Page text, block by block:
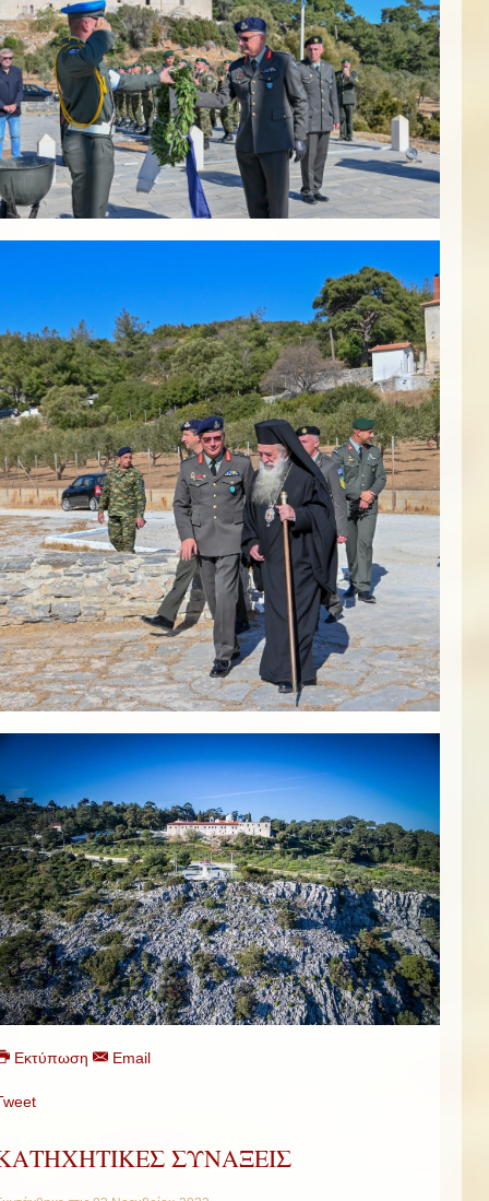
Εκτύπωση Email
ΣΥΝΑΞΕΙΣ